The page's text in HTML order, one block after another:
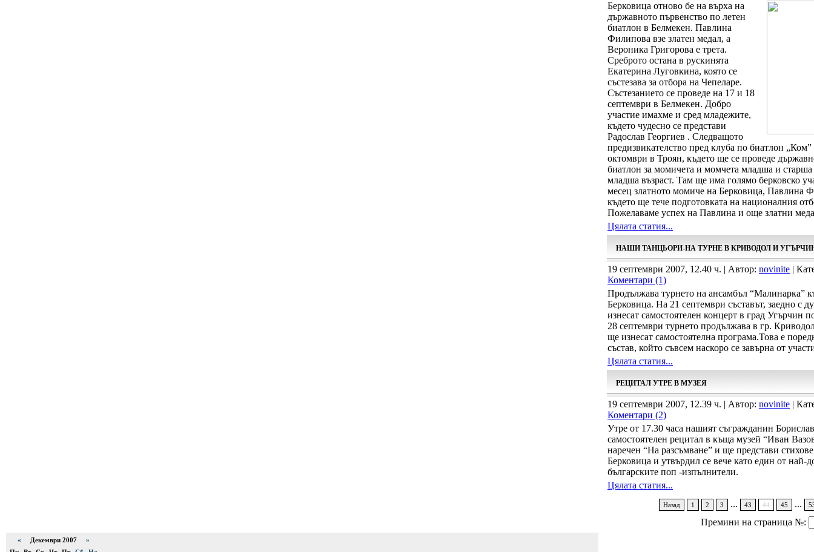
Берковица отново бе на върха на
държавното първенство по летен
биатлон в Белмекен. Павлина
Филипова взе златен медал, а
Вероника Григорова е трета.
Среброто остана в рускинята
Екатерина Луговкина, която се
състезава за отбора на Чепеларе.
Състезанието се проведе на 17 и 18
септември в Белмекен. Добро
участие имахме и сред младежите,
където чудесно се представи
Радослав Георгиев . Следващото
предизвикателство пред клуба по биатлон
октомври в Троян, където ще се проведе
биатлон за момичета и момчета младша и
младша възраст. Там ще има голямо берковско
месец златното момиче на Берковица, Павлина
където ще тече подготовката на националния
Пожелаваме успех на Павлина и още златни
Цялата статия...
НАШИ ТАНЦЬОРИ-НА ТУРНЕ В КРИВОДОЛ И
19 септември 2007, 12.40 ч. | Автор: novinite |
Коментари (1)
Продължава турнето на ансамбъл “Малинарка”
Берковица. На 21 септември съставът, заедно с
изнесат самостоятелен концерт в град Угърчин
28 септември турнето продължава в гр.
ще изнесат самостоятелна програма.Това е
състав, който съвсем наскоро се завърна от
Цялата статия...
РЕЦИТАЛ УТРЕ В МУЗЕЯ
19 септември 2007, 12.39 ч. | Автор: novinite |
Коментари (2)
Утре от 17.30 часа нашият съгражданин
самостоятелен рецитал в къща музей “Иван
наречен “На разсъмване” и ще представи
Берковица и утвърдил се вече като един от най-
българските поп -изпълнители.
Цялата статия...
Назад 1 2 3 ... 43 44 45 ...
Премини на страница №:
« Декември 2007 »